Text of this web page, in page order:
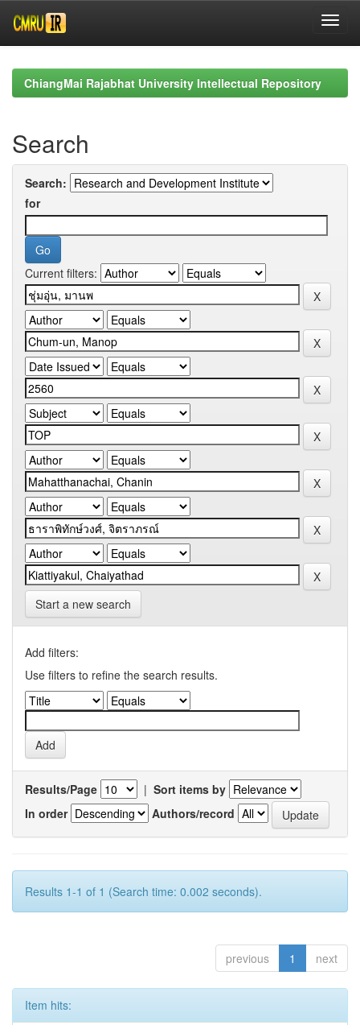
navigationChiangMai Rajabhat University Intellectual Repository
Search
Search:
for
Current filters:
Start a new search
Add filters:
Use filters to refine the search results.
Results/Page | Sort items by
In order
Authors/record
Results 1-1 of 1 (Search time: 0.002 seconds).
previous 1 next
Item hits: